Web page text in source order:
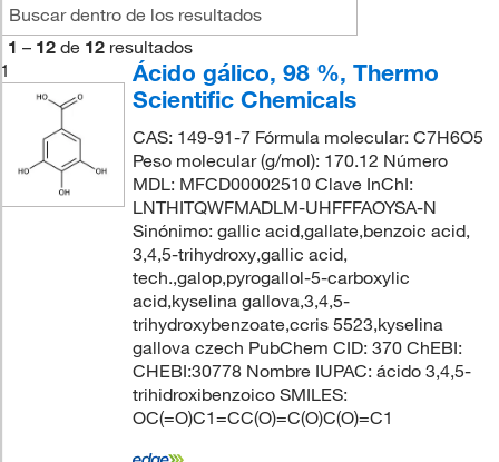
1 – 12 de 12 resultados
1
Ácido gálico, 98 %, Thermo
Scientific Chemicals
CAS: 149-91-7 Fórmula molecular: C7H6O5
Peso molecular (g/mol): 170.12 Número
MDL: MFCD00002510 Clave InChI:
LNTHITQWFMADLM-UHFFFAOYSA-N
Sinónimo: gallic acid,gallate,benzoic acid,
3,4,5-trihydroxy,gallic acid,
tech.,galop,pyrogallol-5-carboxylic
acid,kyselina gallova,3,4,5-
trihydroxybenzoate,ccris 5523,kyselina
gallova czech PubChem CID: 370 ChEBI:
CHEBI:30778 Nombre IUPAC: ácido 3,4,5-
trihidroxibenzoico SMILES:
OC(=O)C1=CC(O)=C(O)C(O)=C1